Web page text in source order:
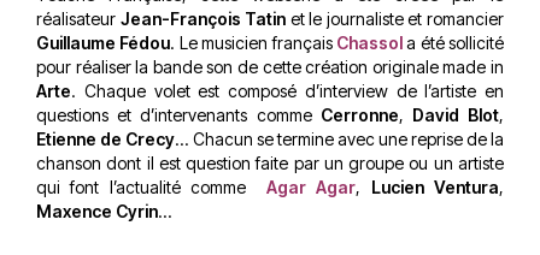
réalisateur Jean-François Tatin et le journaliste et romancier
Guillaume Fédou. Le musicien français Chassola été sollicité
pour réaliser la bande son de cette création originale made in
Arte. Chaque volet est composé d’interview de l’artiste en
questions et d’intervenants comme Cerronne, David Blot,
Etienne de Crecy... Chacun se termine avec une reprise de la
chanson dont il est question faite par un groupe ou un artiste
qui font l’actualité comme Agar Agar, Lucien Ventura,
Maxence Cyrin…